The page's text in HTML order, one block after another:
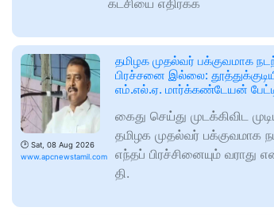
கட்சியை எதிர்க்க
🕑 Sat, 08 Aug 2026
www.apcnewstamil.com
தமிழக முதல்வர் பக்குவமாக
பிரச்சனை இல்லை:
எம்.எல்.ஏ. மார்க்கண்டேயன்
கைது செய்து முடக்கிவிட
தமிழக முதல்வர் பக்குவமாக
எந்தப் பிரச்சினையும் வராது
தி.